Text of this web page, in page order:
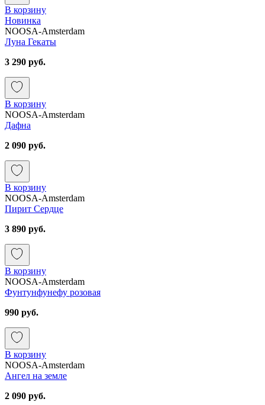
В корзину
Новинка
NOOSA-Amsterdam
Луна Гекаты
3 290 руб.
В корзину
NOOSA-Amsterdam
Дафна
2 090 руб.
В корзину
NOOSA-Amsterdam
Пирит Сердце
3 890 руб.
В корзину
NOOSA-Amsterdam
Фунтунфунефу розовая
990 руб.
В корзину
NOOSA-Amsterdam
Ангел на земле
2 090 руб.